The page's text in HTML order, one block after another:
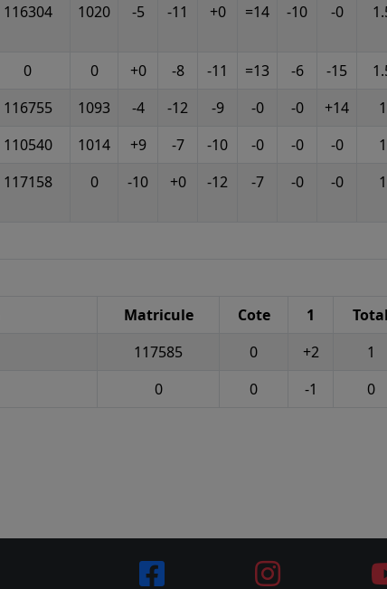
116304 1020 -5 -11 +0 =14 -10 -0
0 0 +0 -8 -11 =13 -6 -15
116755 1093 -4 -12 -9 -0 -0 +14
1
110540 1014 +9 -7 -10 -0 -0 -0
1
117158 0 -10 +0 -12 -7 -0 -0 1
Matricule Cote 1
Total
117585 0 +2
1
0 0 -1 0